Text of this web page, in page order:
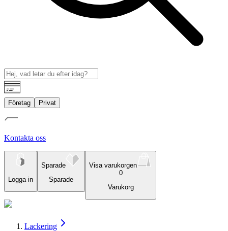
Företag Privat
Kontakta oss
Logga in
Sparade
Sparade
Visa varukorgen
0
Varukorg
Lackering